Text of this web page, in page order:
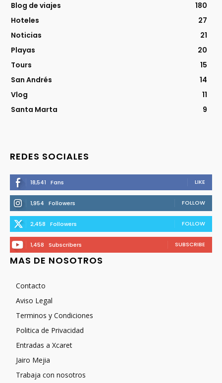
Blog de viajes
180
Hoteles
27
Noticias
21
Playas
20
Tours
15
San Andrés
14
Vlog
11
Santa Marta
9
REDES SOCIALES
18,541 Fans LIKE
1,954 Followers FOLLOW
2,458 Followers FOLLOW
1,458 Subscribers SUBSCRIBE
MAS DE NOSOTROS
Contacto
Aviso Legal
Terminos y Condiciones
Politica de Privacidad
Entradas a Xcaret
Jairo Mejia
Trabaja con nosotros